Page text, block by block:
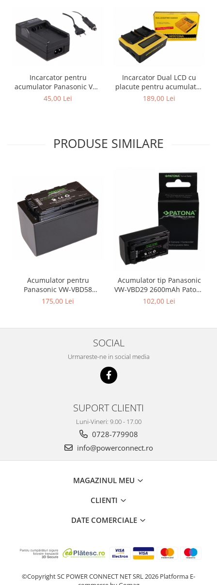
Incarcator pentru
acumulator Panasonic VW-
VBD29 Patona
45,00 Lei
Incarcator Dual LCD cu
placute pentru acumulator
Panasonic VW-VBD78
189,00 Lei
PRODUSE SIMILARE
Acumulator pentru
Panasonic VW-VBD58
5200mAh Patona Premium
175,00 Lei
Acumulator tip Panasonic
VW-VBD29 2600mAh Patona
Premium
102,00 Lei
SOCIAL
Urmareste-ne in social media
SUPORT CLIENTI
Luni-Vineri: 9.00 - 17.00
0728-779908
info@powerconnect.ro
MAGAZINUL MEU
CLIENTI
DATE COMERCIALE
©Copyright SC POWER CONNECT NET SRL 2026 Platforma E-